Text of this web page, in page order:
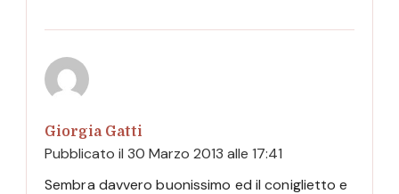
Giorgia Gatti
Pubblicato il 30 Marzo 2013 alle 17:41
Sembra davvero buonissimo ed il coniglietto e